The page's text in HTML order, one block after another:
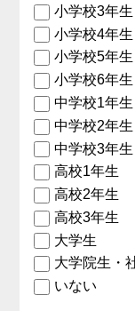
小学校3年生
小学校4年生
小学校5年生
小学校6年生
中学校1年生
中学校2年生
中学校3年生
高校1年生
高校2年生
高校3年生
大学生
大学院生・
いない